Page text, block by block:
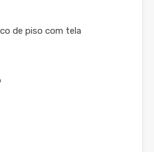
de piso com tela